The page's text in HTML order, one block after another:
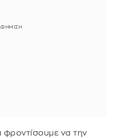
φροντίσουμε να την